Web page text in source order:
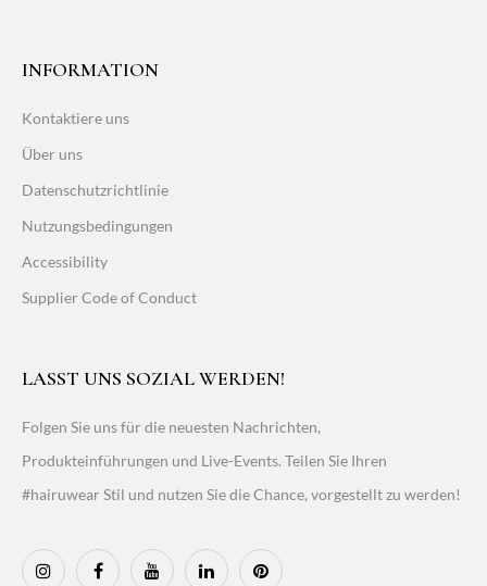
INFORMATION
Kontaktiere uns
Über uns
Datenschutzrichtlinie
Nutzungsbedingungen
Accessibility
Supplier Code of Conduct
LASST UNS SOZIAL WERDEN!
Folgen Sie uns für die neuesten Nachrichten,
Produkteinführungen und Live-Events. Teilen Sie Ihren
#hairuwear Stil und nutzen Sie die Chance, vorgestellt zu werden!